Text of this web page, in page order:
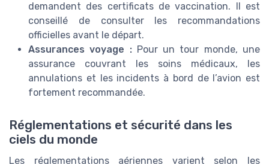
demandent des certificats de vaccination. Il est
conseillé de consulter les recommandations
officielles avant le départ.
Assurances voyage :Pour un tour monde, une
assurance couvrant les soins médicaux, les
annulations et les incidents à bord de l’avion est
fortement recommandée.
Réglementations et sécurité dans les
ciels du monde
Les réglementations aériennes varient selon les